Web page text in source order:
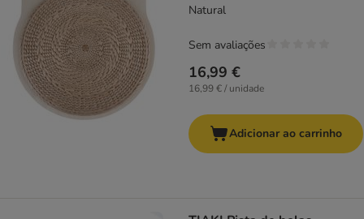
Natural
16,99 €
16,99 € / unidade
Sem avaliações
Adicionar ao carrinho